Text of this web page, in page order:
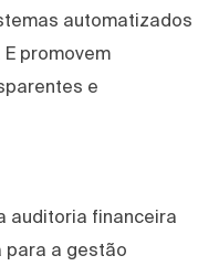
automatizados
promovem
e
auditoria financeira
para a gestão